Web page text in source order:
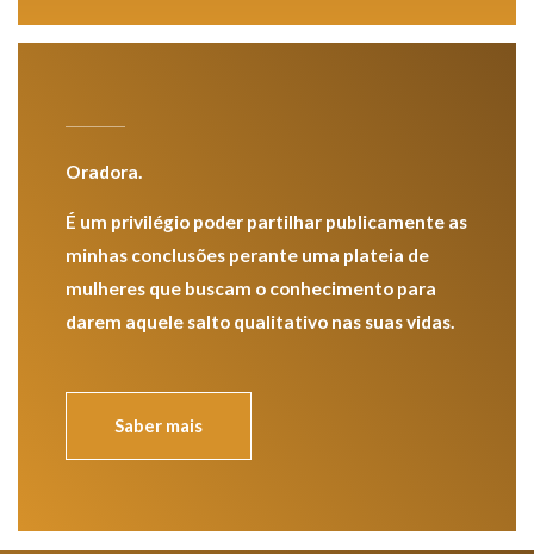
Oradora.
É um privilégio poder partilhar publicamente as
minhas conclusões perante uma plateia de
mulheres que buscam o conhecimento para
darem aquele salto qualitativo nas suas vidas.
Saber mais